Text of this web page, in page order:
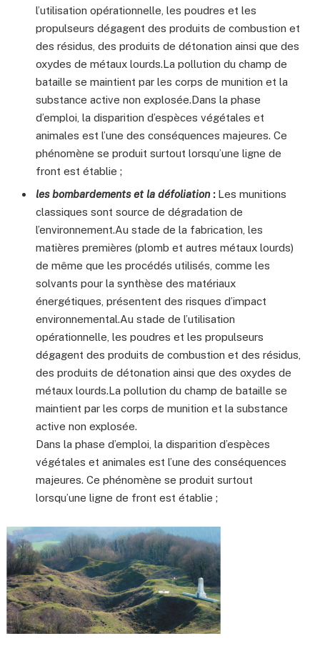
l’utilisation opérationnelle, les poudres et les
propulseurs dégagent des produits de combustion et
des résidus, des produits de détonation ainsi que des
oxydes de métaux lourds.La pollution du champ de
bataille se maintient par les corps de munition et la
substance active non explosée.Dans la phase
d’emploi, la disparition d’espèces végétales et
animales est l’une des conséquences majeures. Ce
phénomène se produit surtout lorsqu’une ligne de
front est établie ;
les bombardements et la défoliation : Les munitions
classiques sont source de dégradation de
l’environnement.Au stade de la fabrication, les
matières premières (plomb et autres métaux lourds)
de même que les procédés utilisés, comme les
solvants pour la synthèse des matériaux
énergétiques, présentent des risques d’impact
environnemental.Au stade de l’utilisation
opérationnelle, les poudres et les propulseurs
dégagent des produits de combustion et des résidus,
des produits de détonation ainsi que des oxydes de
métaux lourds.La pollution du champ de bataille se
maintient par les corps de munition et la substance
active non explosée.
Dans la phase d’emploi, la disparition d’espèces
végétales et animales est l’une des conséquences
majeures. Ce phénomène se produit surtout
lorsqu’une ligne de front est établie ;